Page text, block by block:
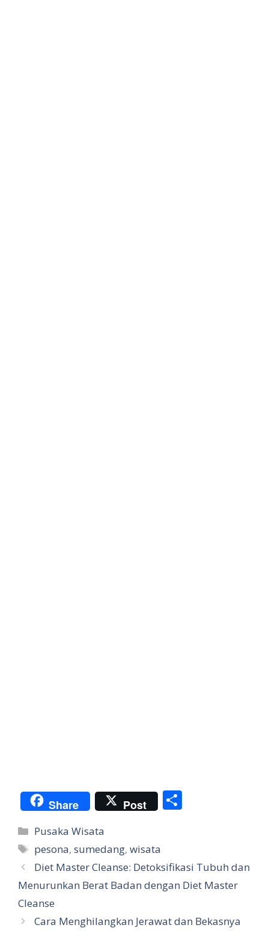
Share Post
e
Categories
Pusaka Wisata
Tags
pesona,sumedang,wisata
Diet Master Cleanse: Detoksifikasi Tubuh dan
Menurunkan Berat Badan dengan Diet Master
Cleanse
Cara Menghilangkan Jerawat dan Bekasnya